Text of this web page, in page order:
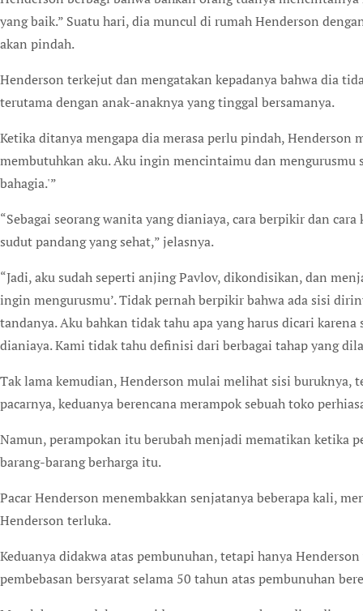
yang baik.” Suatu hari, dia muncul di rumah Henderson
akan pindah.
Henderson terkejut dan mengatakan kepadanya bahwa dia
terutama dengan anak-anaknya yang tinggal bersamanya.
Ketika ditanya mengapa dia merasa perlu pindah, Henderson
membutuhkan aku. Aku ingin mencintaimu dan mengurusmu
bahagia.'”
“Sebagai seorang wanita yang dianiaya, cara berpikir dan
sudut pandang yang sehat,” jelasnya.
“Jadi, aku sudah seperti anjing Pavlov, dikondisikan, dan
ingin mengurusmu’. Tidak pernah berpikir bahwa ada sisi
tandanya. Aku bahkan tidak tahu apa yang harus dicari
dianiaya. Kami tidak tahu definisi dari berbagai tahap yang
Tak lama kemudian, Henderson mulai melihat sisi buruknya,
pacarnya, keduanya berencana merampok sebuah toko
Namun, perampokan itu berubah menjadi mematikan ketika
barang-barang berharga itu.
Pacar Henderson menembakkan senjatanya beberapa kali,
Henderson terluka.
Keduanya didakwa atas pembunuhan, tetapi hanya
pembebasan bersyarat selama 50 tahun atas pembunuhan